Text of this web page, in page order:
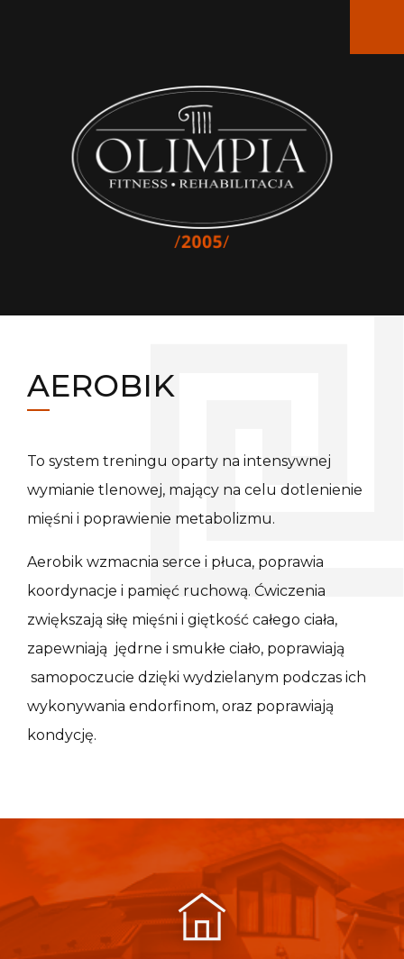
AEROBIK
To system treningu oparty na intensywnej
wymianie tlenowej, mający na celu dotlenienie
mięśni i poprawienie metabolizmu.
Aerobik wzmacnia serce i płuca, poprawia
koordynacje i pamięć ruchową. Ćwiczenia
zwiększają siłę mięśni i giętkość całego ciała,
zapewniają jędrne i smukłe ciało, poprawiają
samopoczucie dzięki wydzielanym podczas ich
wykonywania endorfinom, oraz poprawiają
kondycję.